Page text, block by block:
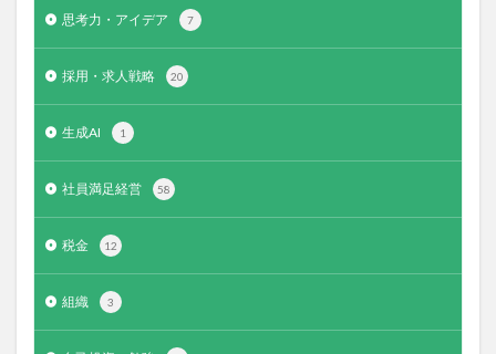
思考力・アイデア 7
採用・求人戦略 20
生成AI 1
社員満足経営 58
税金 12
組織 3